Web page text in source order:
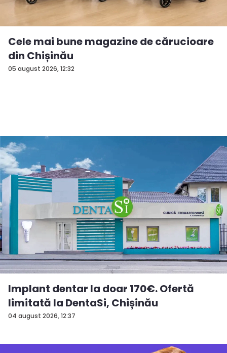
05 august 2026, 12:32
Cele mai bune magazine de cărucioare
din Chișinău
04 august 2026, 12:37
Implant dentar la doar 170€. Ofertă
limitată la DentaSi, Chișinău